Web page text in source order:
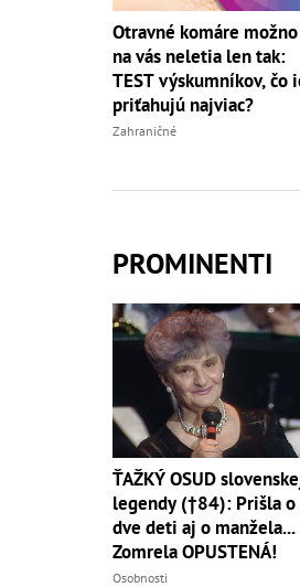
Otravné komáre možno
na vás neletia len tak:
TEST výskumníkov, čo
priťahujú najviac?
Zahraničné
PROMINENTI
ŤAŽKÝ OSUD
legendy (†84): Prišla o
dve deti aj o manžela...
Zomrela OPUSTENÁ!
Osobnosti